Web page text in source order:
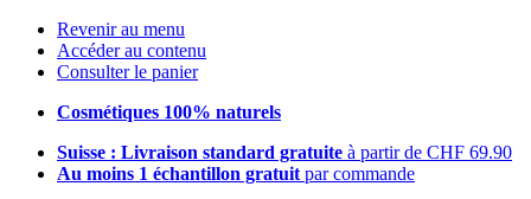
Revenir au menu
Accéder au contenu
Consulter le panier
Cosmétiques 100% naturels
Suisse : Livraison standard gratuite à partir de CHF 69.90
Au moins 1 échantillon gratuit par commande